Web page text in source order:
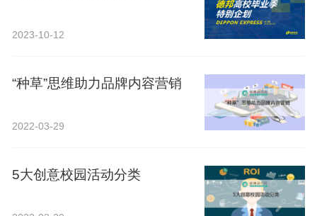
2023-10-12
“种草”思维助力品牌内容营销
2022-03-29
5大创意校园活动分类